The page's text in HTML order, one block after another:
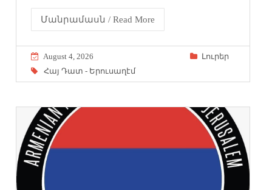
Մանրամասն / Read More
August 4, 2026
Լուրեր
Հայ Դատ - Երուսաղէմ